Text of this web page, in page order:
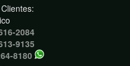
2084
9135
8180